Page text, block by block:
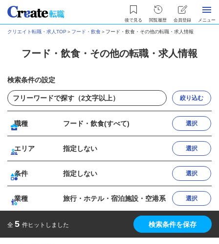
後で見る 閲覧履歴 会員登録 メニュー
クリエイト転職・求人TOP ＞ フード・飲食＞ フード・飲食・その他の転職・求人情報
フード・飲食・その他の転職・求人情報
検索条件の設定
絞り込む
職種 フード・飲食(すべて) 選択
エリア 指定しない 選択
条件 指定しない 選択
業種 旅行・ホテル・宿泊施設・空港系 選択
全 5 件ヒットしました 検索条件を保存